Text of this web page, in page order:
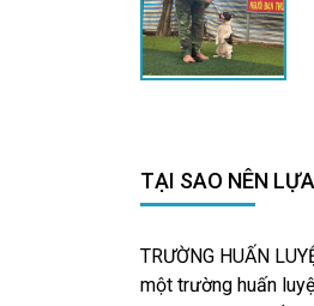
TẠI SAO NÊN
TRƯỜNG HUẤN
một trường huấn